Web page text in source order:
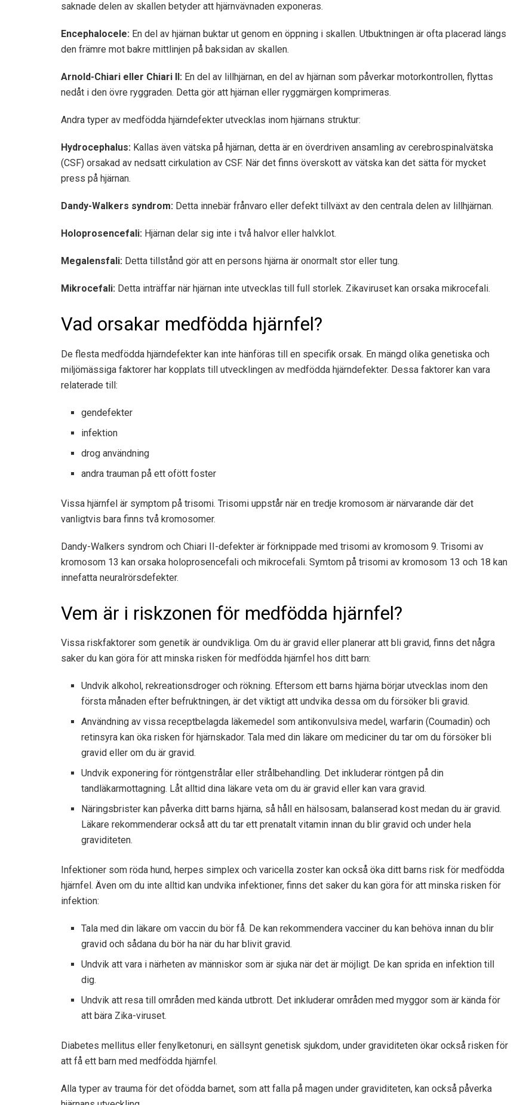
saknade delen av skallen betyder att hjärnvävnaden exponeras.
Encephalocele: En del av hjärnan buktar ut genom en öppning i skallen. Utbuktningen är ofta placerad längs
den främre mot bakre mittlinjen på baksidan av skallen.
Arnold-Chiari eller Chiari II: En del av lillhjärnan, en del av hjärnan som påverkar motorkontrollen, flyttas
nedåt i den övre ryggraden. Detta gör att hjärnan eller ryggmärgen komprimeras.
Andra typer av medfödda hjärndefekter utvecklas inom hjärnans struktur:
Hydrocephalus: Kallas även vätska på hjärnan, detta är en överdriven ansamling av cerebrospinalvätska
(CSF) orsakad av nedsatt cirkulation av CSF. När det finns överskott av vätska kan det sätta för mycket
press på hjärnan.
Dandy-Walkers syndrom: Detta innebär frånvaro eller defekt tillväxt av den centrala delen av lillhjärnan.
Holoprosencefali: Hjärnan delar sig inte i två halvor eller halvklot.
Megalensfali: Detta tillstånd gör att en persons hjärna är onormalt stor eller tung.
Mikrocefali: Detta inträffar när hjärnan inte utvecklas till full storlek. Zikaviruset kan orsaka mikrocefali.
Vad orsakar medfödda hjärnfel?
De flesta medfödda hjärndefekter kan inte hänföras till en specifik orsak. En mängd olika genetiska och
miljömässiga faktorer har kopplats till utvecklingen av medfödda hjärndefekter. Dessa faktorer kan vara
relaterade till:
gendefekter
infektion
drog användning
andra trauman på ett ofött foster
Vissa hjärnfel är symptom på trisomi. Trisomi uppstår när en tredje kromosom är närvarande där det
vanligtvis bara finns två kromosomer.
Dandy-Walkers syndrom och Chiari II-defekter är förknippade med trisomi av kromosom 9. Trisomi av
kromosom 13 kan orsaka holoprosencefali och mikrocefali. Symtom på trisomi av kromosom 13 och 18 kan
innefatta neuralrörsdefekter.
Vem är i riskzonen för medfödda hjärnfel?
Vissa riskfaktorer som genetik är oundvikliga. Om du är gravid eller planerar att bli gravid, finns det några
saker du kan göra för att minska risken för medfödda hjärnfel hos ditt barn:
Undvik alkohol, rekreationsdroger och rökning. Eftersom ett barns hjärna börjar utvecklas inom den
första månaden efter befruktningen, är det viktigt att undvika dessa om du försöker bli gravid.
Användning av vissa receptbelagda läkemedel som antikonvulsiva medel, warfarin (Coumadin) och
retinsyra kan öka risken för hjärnskador. Tala med din läkare om mediciner du tar om du försöker bli
gravid eller om du är gravid.
Undvik exponering för röntgenstrålar eller strålbehandling. Det inkluderar röntgen på din
tandläkarmottagning. Låt alltid dina läkare veta om du är gravid eller kan vara gravid.
Näringsbrister kan påverka ditt barns hjärna, så håll en hälsosam, balanserad kost medan du är gravid.
Läkare rekommenderar också att du tar ett prenatalt vitamin innan du blir gravid och under hela
graviditeten.
Infektioner som röda hund, herpes simplex och varicella zoster kan också öka ditt barns risk för medfödda
hjärnfel. Även om du inte alltid kan undvika infektioner, finns det saker du kan göra för att minska risken för
infektion:
Tala med din läkare om vaccin du bör få. De kan rekommendera vacciner du kan behöva innan du blir
gravid och sådana du bör ha när du har blivit gravid.
Undvik att vara i närheten av människor som är sjuka när det är möjligt. De kan sprida en infektion till
dig.
Undvik att resa till områden med kända utbrott. Det inkluderar områden med myggor som är kända för
att bära Zika-viruset.
Diabetes mellitus eller fenylketonuri, en sällsynt genetisk sjukdom, under graviditeten ökar också risken för
att få ett barn med medfödda hjärnfel.
Alla typer av trauma för det ofödda barnet, som att falla på magen under graviditeten, kan också påverka